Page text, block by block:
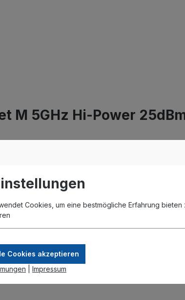
M 5GHz Hi-Power
Cookies, um eine bestmögliche Erfahrung bieten
Cookies akzeptieren
Impressum